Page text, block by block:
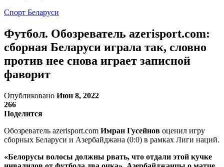
Спорт Беларуси
Футбол. Обозреватель azerisport.com:
сборная Беларуси играла так, словно
против нее снова играет записной
фаворит
Опубликовано Июн 8, 2022
266
Поделится
Обозреватель azerisport.com Имран Гусейнов оценил игру
сборных Беларуси и Азербайджана (0:0) в рамках Лиги наций.
«Белорусы волосы должны рвать, что отдали этой кучке